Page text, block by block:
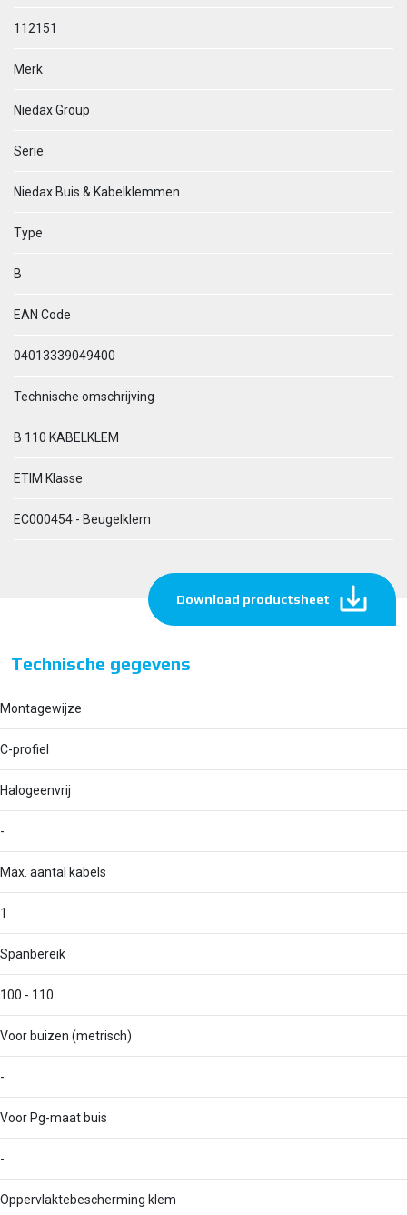
112151
Merk
Niedax Group
Serie
Niedax Buis & Kabelklemmen
Type
B
EAN Code
04013339049400
Technische omschrijving
B 110 KABELKLEM
ETIM Klasse
EC000454 - Beugelklem
Download productsheet
Technische gegevens
Montagewijze
C-profiel
Halogeenvrij
-
Max. aantal kabels
1
Spanbereik
100 - 110
Voor buizen (metrisch)
-
Voor Pg-maat buis
-
Oppervlaktebescherming klem